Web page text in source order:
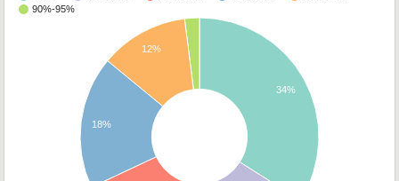
90%-95%
34%
12%
18%